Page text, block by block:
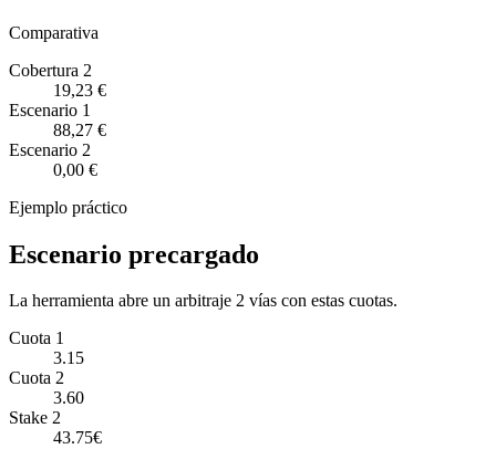
Comparativa
Cobertura 2
19,23 €
Escenario 1
88,27 €
Escenario 2
0,00 €
Ejemplo práctico
Escenario precargado
La herramienta abre un arbitraje 2 vías con estas cuotas.
Cuota 1
3.15
Cuota 2
3.60
Stake 2
43.75€